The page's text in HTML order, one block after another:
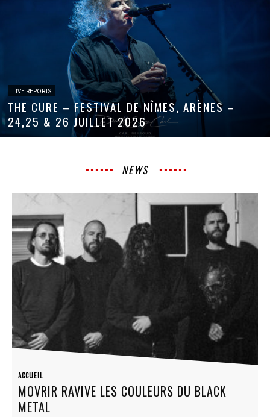
LIVE REPORTS
THE CURE – FESTIVAL DE NÎMES, ARÈNES –
24,25 & 26 JUILLET 2026
NEWS
ACCUEIL
MOVRIR RAVIVE LES COULEURS DU BLACK
METAL